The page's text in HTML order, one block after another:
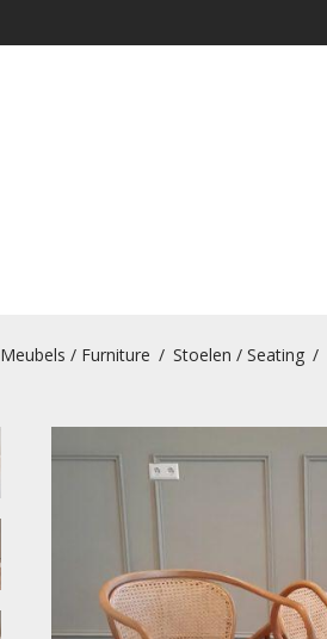
Meubels / Furniture / Stoelen / Seating /